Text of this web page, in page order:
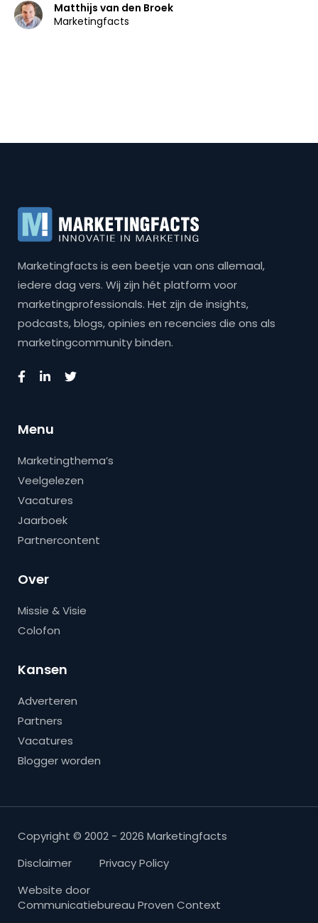
Matthijs van den Broek
Marketingfacts
Marketingfacts is een beetje van ons allemaal,
iedere dag vers. Wij zijn hét platform voor
marketingprofessionals. Het zijn de insights,
podcasts, blogs, opinies en recencies die ons als
marketingcommunity binden.
Menu
Marketingthema’s
Veelgelezen
Vacatures
Jaarboek
Partnercontent
Over
Missie & Visie
Colofon
Kansen
Adverteren
Partners
Vacatures
Blogger worden
Copyright © 2002 - 2026 Marketingfacts
Disclaimer
Privacy Policy
Website door
Communicatiebureau Proven Context